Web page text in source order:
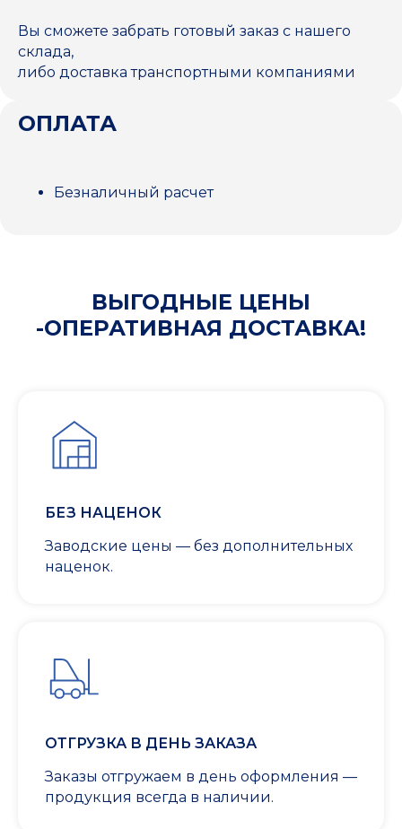
Вы сможете забрать готовый заказ с нашего
склада,
либо доставка транспортными компаниями
ОПЛАТА
Безналичный расчет
ВЫГОДНЫЕ ЦЕНЫ
-ОПЕРАТИВНАЯ ДОСТАВКА!
БЕЗ НАЦЕНОК
Заводские цены — без дополнительных
наценок.
ОТГРУЗКА В ДЕНЬ ЗАКАЗА
Заказы отгружаем в день оформления —
продукция всегда в наличии.